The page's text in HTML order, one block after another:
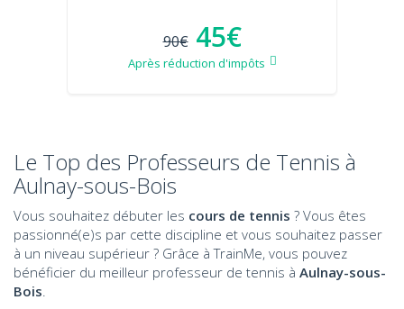
90€ 45€
Après réduction d'impôts
Le Top des Professeurs de Tennis à
Aulnay-sous-Bois
Vous souhaitez débuter les cours de tennis ? Vous êtes
passionné(e)s par cette discipline et vous souhaitez passer
à un niveau supérieur ? Grâce à TrainMe, vous pouvez
bénéficier du meilleur professeur de tennis à Aulnay-sous-
Bois.